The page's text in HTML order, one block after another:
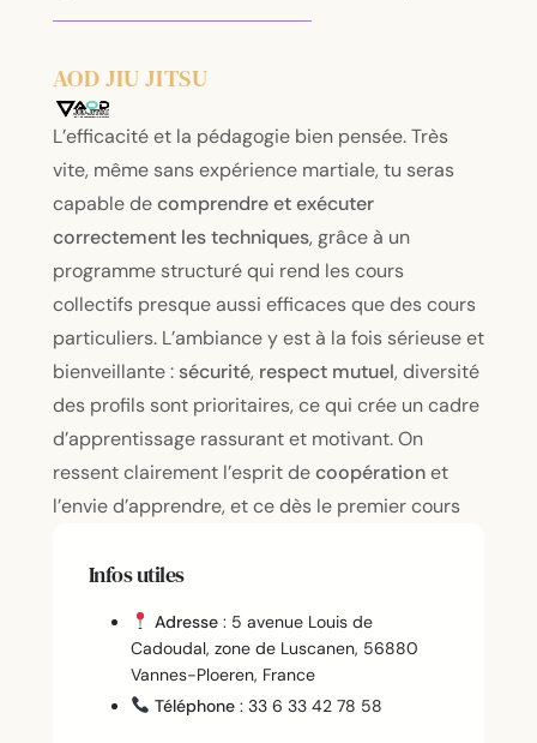
AOD JIU JITSU
L’efficacité et la pédagogie bien pensée. Très
vite, même sans expérience martiale, tu seras
capable decomprendre et exécuter
correctement les techniques, grâce à un
programme structuré qui rend les cours
collectifs presque aussi efficaces que des cours
particuliers. L’ambiance y est à la fois sérieuse et
bienveillante : sécurité, respect mutuel, diversité
des profils sont prioritaires, ce qui crée un cadre
d’apprentissage rassurant et motivant. On
ressent clairement l’esprit decoopérationet
l’envie d’apprendre, et ce dès le premier cours
Infos utiles
Adresse: 5 avenue Louis de
Cadoudal, zone de Luscanen, 56880
Vannes-Ploeren, France
Téléphone: 33 6 33 42 78 58